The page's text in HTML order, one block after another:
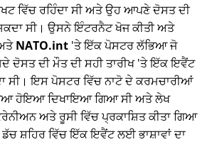
ਵਿੱਚ ਰਹਿੰਦਾ ਸੀ ਅਤੇ ਉਹ ਆਪਣੇ ਦੋਸਤ ਦੀ
ਸੀ। ਉਸਨੇ ਇੰਟਰਨੈਟ ਖੋਜ ਕੀਤੀ ਅਤੇ
NATO.int 'ਤੇ ਇੱਕ ਪੋਸਟਰ ਲੱਭਿਆ ਜੋ
ਦੋਸਤ ਦੀ ਮੌਤ ਦੀ ਸਹੀ ਤਾਰੀਖ 'ਤੇ ਇੱਕ ਇਵੈਂਟ
ਸੀ। ਇਸ ਪੋਸਟਰ ਵਿੱਚ ਨਾਟੋ ਦੇ ਕਰਮਚਾਰੀਆਂ
ਹੋਇਆ ਦਿਖਾਇਆ ਗਿਆ ਸੀ ਅਤੇ ਲੇਖ
ਅਤੇ ਰੂਸੀ ਵਿੱਚ ਪ੍ਰਕਾਸ਼ਿਤ ਕੀਤਾ ਗਿਆ
ਸ਼ਹਿਰ ਵਿੱਚ ਇੱਕ ਇਵੈਂਟ ਲਈ ਭਾਸ਼ਾਵਾਂ ਦਾ